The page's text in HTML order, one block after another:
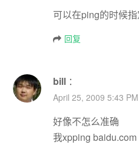
可以在ping的时候指
回复
bill：
April 25, 2009 5:43 PM
好像不怎么准确
我xpping baidu.com